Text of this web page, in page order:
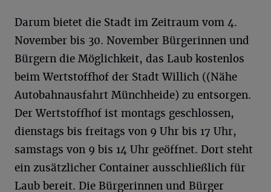
Darum bietet die Stadt im Zeitraum vom 4.
November bis 30. November Bürgerinnen und
Bürgern die Möglichkeit, das Laub kostenlos
beim Wertstoffhof der Stadt Willich ((Nähe
Autobahnausfahrt Münchheide) zu entsorgen.
Der Wertstoffhof ist montags geschlossen,
dienstags bis freitags von 9 Uhr bis 17 Uhr,
samstags von 9 bis 14 Uhr geöffnet. Dort steht
ein zusätzlicher Container ausschließlich für
Laub bereit. Die Bürgerinnen und Bürger